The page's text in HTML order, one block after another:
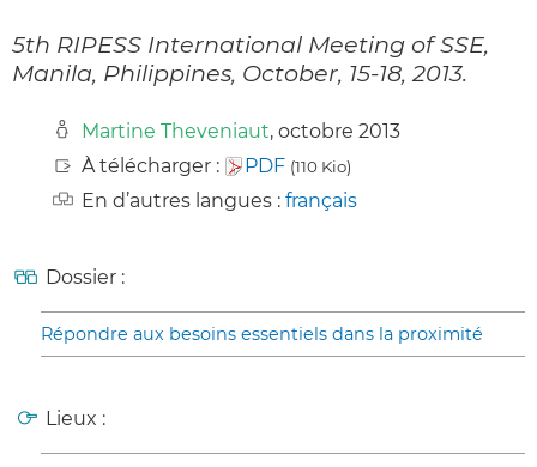
5th RIPESS International Meeting of SSE,
Manila, Philippines, October, 15-18, 2013.
Martine Theveniaut, octobre 2013
À télécharger :
PDF (110 Kio)
En d’autres langues : français
Dossier :
Répondre aux besoins essentiels dans la proximité
Lieux :